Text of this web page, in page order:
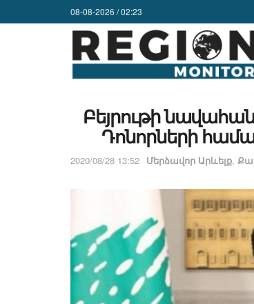
08-08-2026 / 02:23
Բեյրութի
Դոնորների
2020/08/28 13:52 Մերձավոր Արևելք,